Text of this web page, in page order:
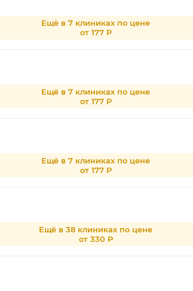
Ещё в 7 клиниках по цене
от 177 Р
Ещё в 7 клиниках по цене
от 177 Р
Ещё в 7 клиниках по цене
от 177 Р
Ещё в 38 клиниках по цене
от 330 Р